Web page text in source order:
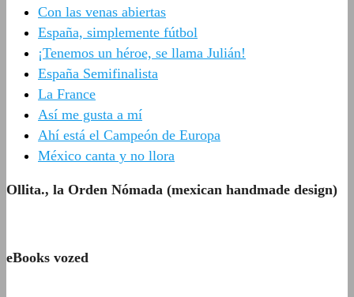
Con las venas abiertas
España, simplemente fútbol
¡Tenemos un héroe, se llama Julián!
España Semifinalista
La France
Así me gusta a mí
Ahí está el Campeón de Europa
México canta y no llora
Ollita., la Orden Nómada (mexican handmade design)
eBooks vozed